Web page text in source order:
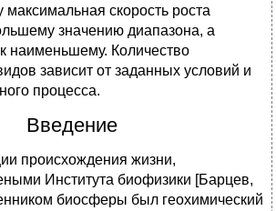
максимальная скорость роста
значению диапазона, а
наименьшему. Количество
зависит от заданных условий и
процесса.
Введение
происхождения жизни,
Института биофизики [Барцев,
биосферы был геохимический